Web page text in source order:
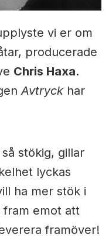
vi er om
producerade
Chris Haxa.
Avtryck har
stökig, gillar
lyckas
ha mer stök i
fram emot att
framöver!